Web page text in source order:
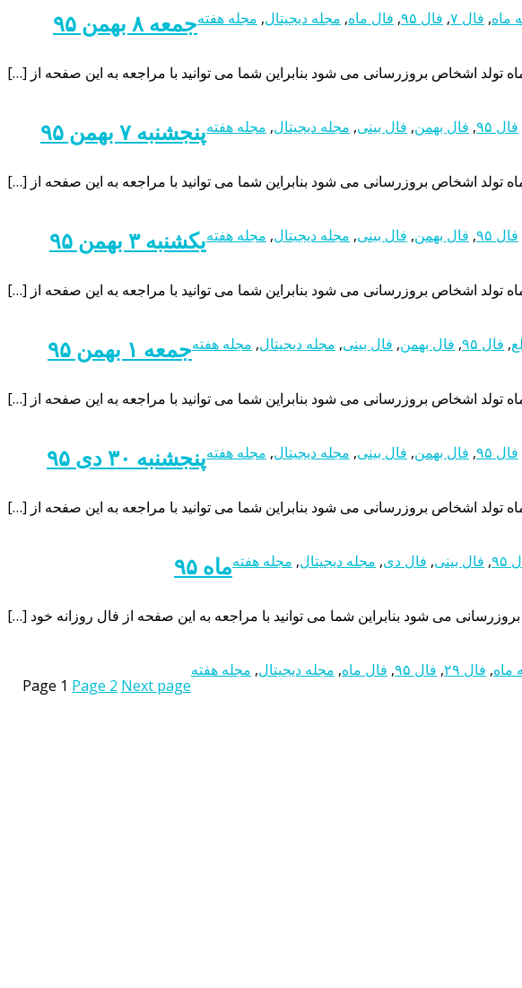
ماه, فال ۷ , فال ۹۵ , فال ماه, مجله دیجیتال, مجله هفتهجمعه ۸ بهمن ۹۵
فال ۹۵ , فال بهمن, فال بینی, مجله دیجیتال, مجله هفتهپنجشنبه ۷ بهمن ۹۵
فال ۹۵ , فال بهمن, فال بینی, مجله دیجیتال, مجله هفتهیکشنبه ۳ بهمن ۹۵
, فال ۹۵ , فال بهمن, فال بینی, مجله دیجیتال, مجله هفتهجمعه ۱ بهمن ۹۵
فال ۹۵ , فال بهمن, فال بینی, مجله دیجیتال, مجله هفتهپنجشنبه ۳۰ دی ۹۵
, فال بینی, فال دی, مجله دیجیتال, مجله هفتهماه ۹۵
ماه, فال ۲۹ , فال ۹۵ , فال ماه, مجله دیجیتال, مجله هفته
Page 1 Page 2 Next page